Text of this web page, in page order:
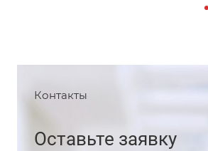
Контакты
Оставьте заявку